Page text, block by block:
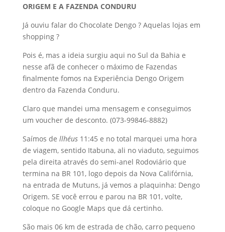
ORIGEM E A FAZENDA CONDURU
Já ouviu falar do Chocolate Dengo ? Aquelas lojas em
shopping ?
Pois é, mas a ideia surgiu aqui no Sul da Bahia e
nesse afã de conhecer o máximo de Fazendas
finalmente fomos na Experiência Dengo Origem
dentro da Fazenda Conduru.
Claro que mandei uma mensagem e conseguimos
um voucher de desconto. (073-99846-8882)
Saímos de llhéus 11:45 e no total marquei uma hora
de viagem, sentido Itabuna, ali no viaduto, seguimos
pela direita através do semi-anel Rodoviário que
termina na BR 101, logo depois da Nova Califórnia,
na entrada de Mutuns, já vemos a plaquinha: Dengo
Origem. SE você errou e parou na BR 101, volte,
coloque no Google Maps que dá certinho.
São mais 06 km de estrada de chão, carro pequeno